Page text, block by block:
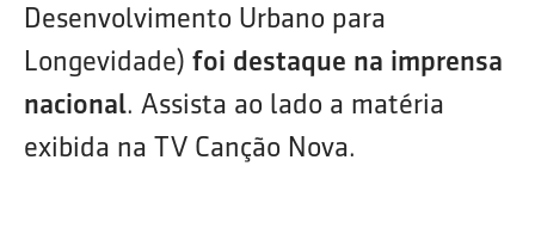
Desenvolvimento Urbano para
Longevidade) foi destaque na imprensa
nacional. Assista ao lado a matéria
exibida na TV Canção Nova.